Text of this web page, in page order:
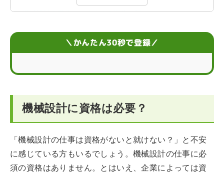
機械設計の業務におすすめの資格一覧
＼かんたん30秒で登録／
機械設計に資格は必要？
「機械設計の仕事は資格がないと就けない？」と不安
に感じている方もいるでしょう。機械設計の仕事に必
須の資格はありません。とはいえ、企業によっては資